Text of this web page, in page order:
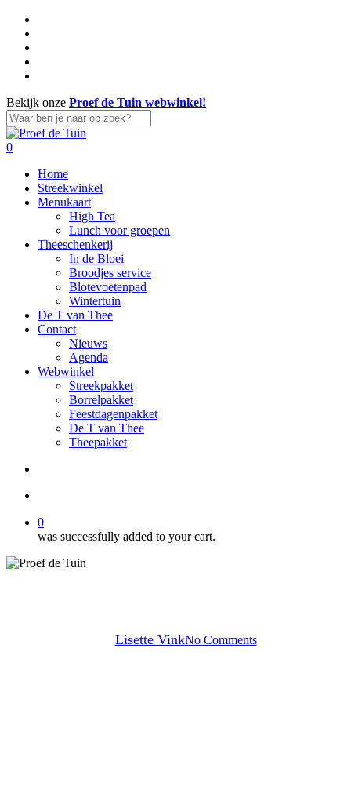
Skip
main
content
Bekijk onze Proef de Tuin webwinkel!
Close
Search
search
account
0
Home
Streekwinkel
Menukaart
High Tea
Lunch voor groepen
Theeschenkerij
In de Bloei
Broodjes service
Blotevoetenpad
Wintertuin
De T van Thee
Contact
Nieuws
Agenda
Webwinkel
Streekpakket
Borrelpakket
Feestdagenpakket
De T van Thee
Theepakket
0
was successfully added to your cart.
Lisette VinkNo Comments